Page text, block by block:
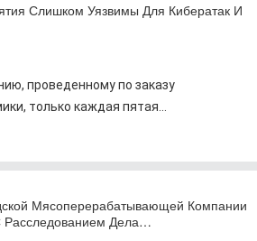
Слишком Уязвимы Для Кибератак И
проведенному по заказу
только каждая пятая...
Мясоперерабатывающей Компании
Расследованием Дела…